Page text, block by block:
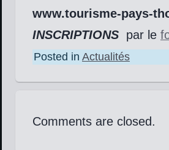
www.tourisme-pays-
INSCRIPTIONS par le
Posted in Actualités
Comments are closed.